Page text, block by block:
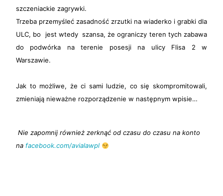
szczeniackie zagrywki.
Trzeba przemyśleć zasadność zrzutki na wiaderko i grabki dla
ULC, bo jest wtedy szansa, że ograniczy teren tych zabawa
do podwórka na terenie posesji na ulicy Flisa 2 w
Warszawie.
Jak to możliwe, że ci sami ludzie, co się skompromitowali,
zmieniają nieważne rozporządzenie w następnym wpisie…
Nie zapomnij również zerknąć od czasu do czasu na konto
na facebook.com/avialawpl